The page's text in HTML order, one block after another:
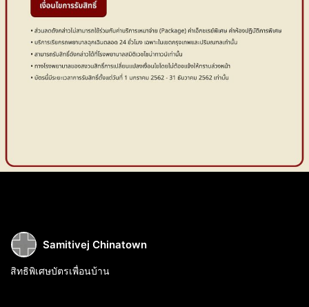
Samitivej Chinatown
สิทธิพิเศษบัตรเพื่อนบ้าน